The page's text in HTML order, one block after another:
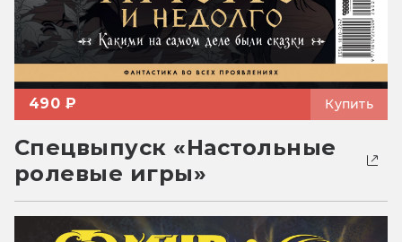
490 ₽ Купить
Спецвыпуск «Настольные
ролевые игры»